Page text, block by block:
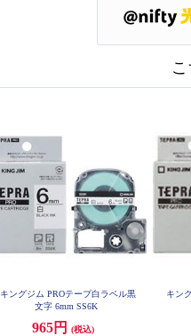
キングジム PROテープ白ラベル黒
文字 6mm SS6K
965円
(税込)
キン